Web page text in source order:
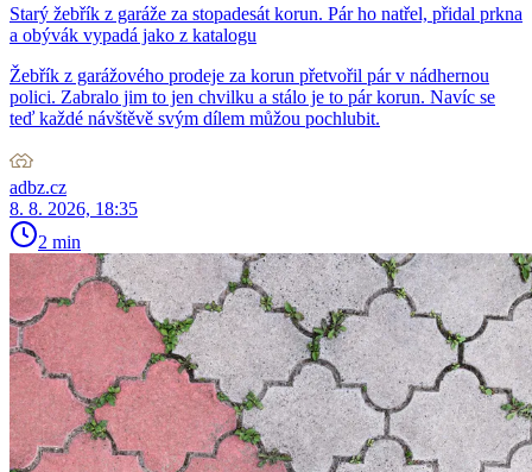
Starý žebřík z garáže za stopadesát korun. Pár ho natřel, přidal prkna
a obývák vypadá jako z katalogu
Žebřík z garážového prodeje za korun přetvořil pár v nádhernou
polici. Zabralo jim to jen chvilku a stálo je to pár korun. Navíc se
teď každé návštěvě svým dílem můžou pochlubit.
adbz.cz
8. 8. 2026, 18:35
2 min